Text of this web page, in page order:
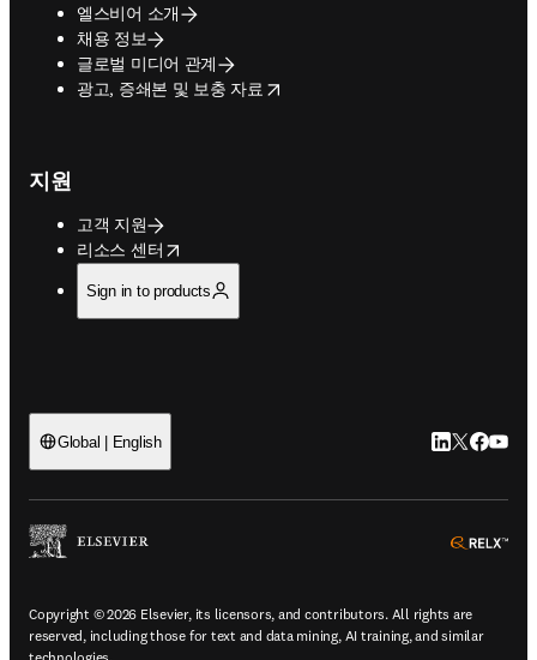
엘스비어 소개
채용 정보
글로벌 미디어 관계
광고, 증쇄본 및 보충 자료
opens in new tab/window
지원
고객 지원
리소스 센터
opens in new tab/window
Sign in to products
Global | English LinkedIn 새
Twitter 새
Copyright © 2026 Elsevier, its licensors, and contributors. All rights are
reserved, including those for text and data mining, AI training, and similar